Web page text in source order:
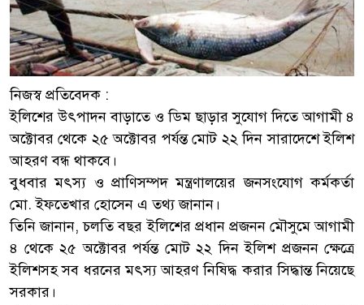
নিজস্ব প্রতিবেদক :
ইলিশের উৎপাদন বাড়াতে ও ডিম ছাড়ার সুযোগ দিতে আগামী ৪
অক্টোবর থেকে ২৫ অক্টোবর পর্যন্ত মোট ২২ দিন সারাদেশে ইলিশ
আহরণ বন্ধ থাকবে।
বুধবার মৎস্য ও প্রাণিসম্পদ মন্ত্রণালয়ের জনসংযোগ কর্মকর্তা
মো. ইফতেখার হোসেন এ তথ্য জানান।
তিনি জানান, চলতি বছর ইলিশের প্রধান প্রজনন মৌসুমে আগামী
৪ থেকে ২৫ অক্টোবর পর্যন্ত মোট ২২ দিন ইলিশ প্রজনন ক্ষেত্রে
ইলিশসহ সব ধরনের মৎস্য আহরণ নিষিদ্ধ করার সিদ্ধান্ত নিয়েছে
সরকার।